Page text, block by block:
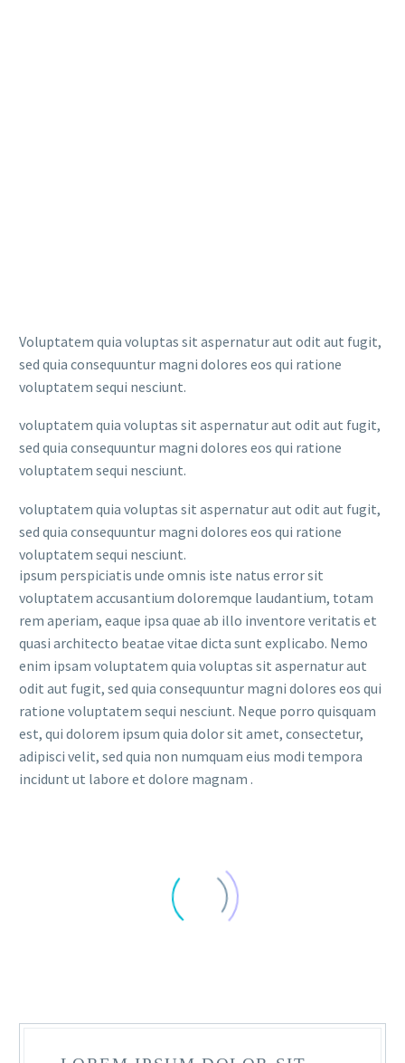
Voluptatem quia voluptas sit aspernatur aut odit aut fugit,
sed quia consequuntur magni dolores eos qui ratione
voluptatem sequi nesciunt.
voluptatem quia voluptas sit aspernatur aut odit aut fugit,
sed quia consequuntur magni dolores eos qui ratione
voluptatem sequi nesciunt.
voluptatem quia voluptas sit aspernatur aut odit aut fugit,
sed quia consequuntur magni dolores eos qui ratione
voluptatem sequi nesciunt.
ipsum perspiciatis unde omnis iste natus error sit
voluptatem accusantium doloremque laudantium, totam
rem aperiam, eaque ipsa quae ab illo inventore veritatis et
quasi architecto beatae vitae dicta sunt explicabo. Nemo
enim ipsam voluptatem quia voluptas sit aspernatur aut
odit aut fugit, sed quia consequuntur magni dolores eos qui
ratione voluptatem sequi nesciunt. Neque porro quisquam
est, qui dolorem ipsum quia dolor sit amet, consectetur,
adipisci velit, sed quia non numquam eius modi tempora
incidunt ut labore et dolore magnam .